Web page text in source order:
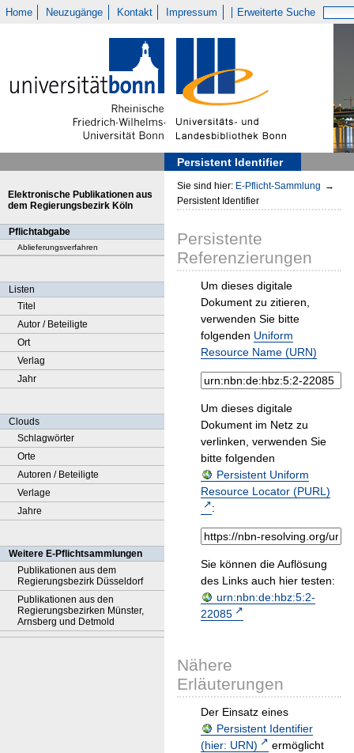
Home Neuzugänge Kontakt Impressum Erweiterte Suche
Persistent Identifier
Elektronische Publikationen aus
dem Regierungsbezirk Köln
Pflichtabgabe
Ablieferungsverfahren
Listen
Titel
Autor / Beteiligte
Ort
Verlag
Jahr
Clouds
Schlagwörter
Orte
Autoren / Beteiligte
Verlage
Jahre
Weitere E-Pflichtsammlungen
Publikationen aus dem
Regierungsbezirk Düsseldorf
Publikationen aus den
Regierungsbezirken Münster,
Arnsberg und Detmold
Sie sind hier: E-Pflicht-Sammlung →
Persistent Identifier
Persistente
Referenzierungen
Um dieses digitale
Dokument zu zitieren,
verwenden Sie bitte
folgenden Uniform
Resource Name (URN)
Um dieses digitale
Dokument im Netz zu
verlinken, verwenden Sie
bitte folgenden
Persistent Uniform
Resource Locator (PURL)
:
Sie können die Auflösung
des Links auch hier testen:
urn:nbn:de:hbz:5:2-
22085
Nähere
Erläuterungen
Der Einsatz eines
Persistent Identifier
(hier: URN)
ermöglicht